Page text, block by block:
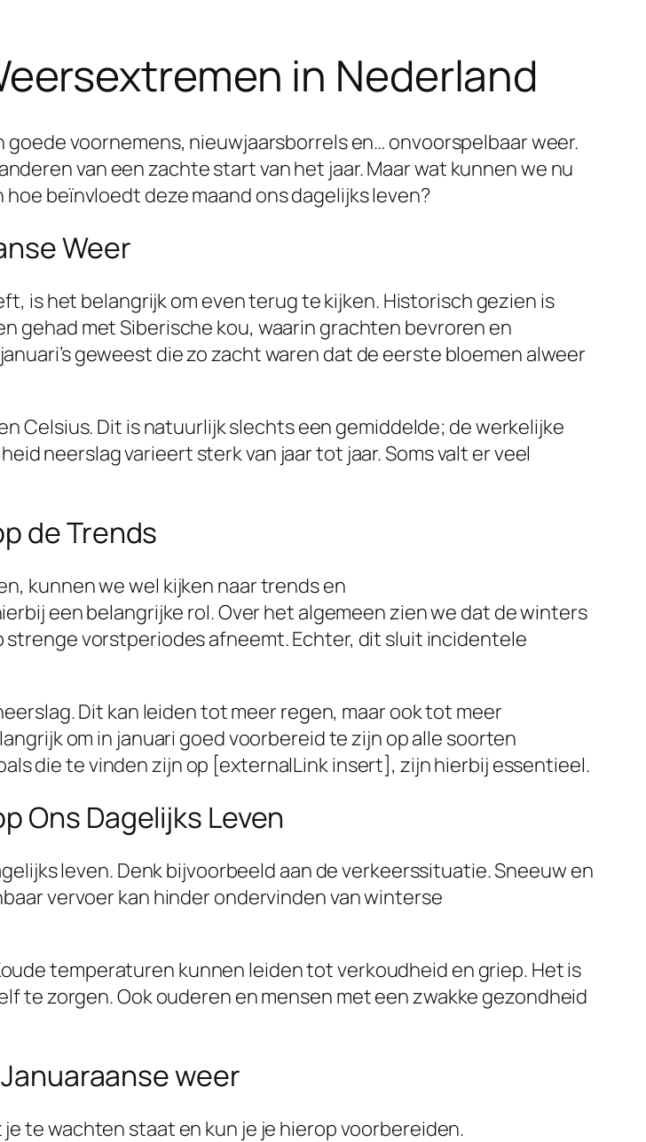
in Nederland
goede voornemens, nieuwjaarsborrels en… onvoorspelbaar weer.
van een zachte start van het jaar. Maar wat kunnen we nu
beïnvloedt deze maand ons dagelijks leven?
Weer
is het belangrijk om even terug te kijken. Historisch gezien is
gehad met Siberische kou, waarin grachten bevroren en
geweest die zo zacht waren dat de eerste bloemen alweer
Celsius. Dit is natuurlijk slechts een gemiddelde; de werkelijke
neerslag varieert sterk van jaar tot jaar. Soms valt er veel
de Trends
kunnen we wel kijken naar trends en
een belangrijke rol. Over het algemeen zien we dat de winters
vorstperiodes afneemt. Echter, dit sluit incidentele
Dit kan leiden tot meer regen, maar ook tot meer
om in januari goed voorbereid te zijn op alle soorten
die te vinden zijn op [externalLink insert], zijn hierbij essentieel.
Ons Dagelijks Leven
leven. Denk bijvoorbeeld aan de verkeerssituatie. Sneeuw en
vervoer kan hinder ondervinden van winterse
temperaturen kunnen leiden tot verkoudheid en griep. Het is
te zorgen. Ook ouderen en mensen met een zwakke gezondheid
weer
te wachten staat en kun je je hierop voorbereiden.